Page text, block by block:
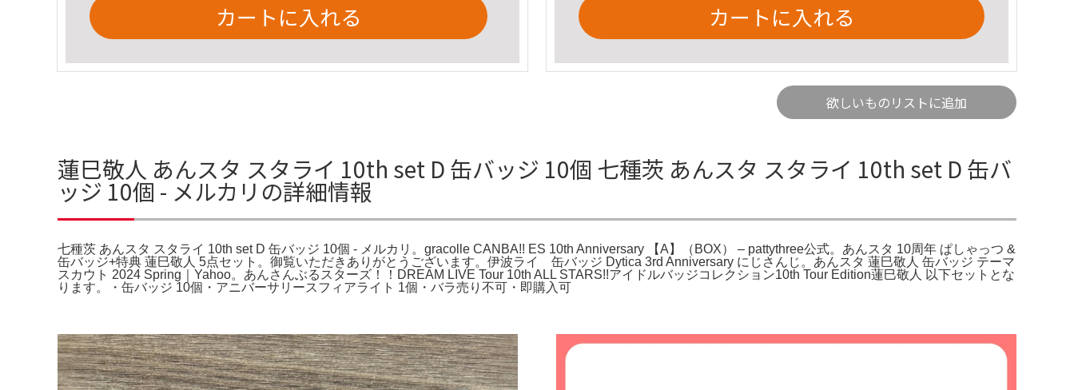
カートに入れる カートに入れる
欲しいものリストに追加
蓮巳敬人 あんスタ スタライ 10th set D 缶バッジ 10個 七種茨 あんスタ スタライ 10th set D 缶バ
ッジ 10個 - メルカリの詳細情報
七種茨 あんスタ スタライ 10th set D 缶バッジ 10個 - メルカリ。gracolle CANBA!! ES 10th Anniversary 【A】（BOX） – pattythree公式。あんスタ 10周年 ぱしゃっつ &
缶バッジ+特典 蓮巳敬人 5点セット。御覧いただきありがとうございます。伊波ライ 缶バッジ Dytica 3rd Anniversary にじさんじ。あんスタ 蓮巳敬人 缶バッジ テーマ
スカウト 2024 Spring｜Yahoo。あんさんぶるスターズ！！DREAM LIVE Tour 10th ALL STARS!!アイドルバッジコレクション10th Tour Edition蓮巳敬人 以下セットとな
ります。・缶バッジ 10個・アニバーサリースフィアライト 1個・バラ売り不可・即購入可